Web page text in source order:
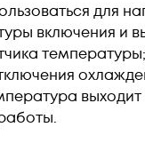
для
включения и
температуры;